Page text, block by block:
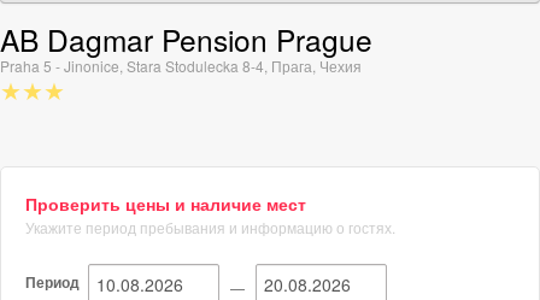
AB Dagmar Pension Prague
Praha 5 - Jinonice, Stara Stodulecka 8-4 Прага Чехия
★★★
Проверить цены и наличие мест
Укажите период пребывания и информацию о гостях.
Период —